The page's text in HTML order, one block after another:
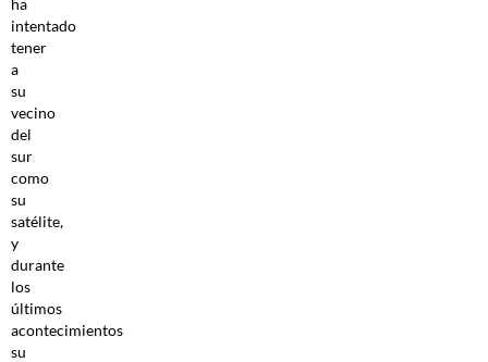
intentado
tener
a
su
vecino
del
sur
como
su
satélite,
y
durante
los
últimos
acontecimientos
su